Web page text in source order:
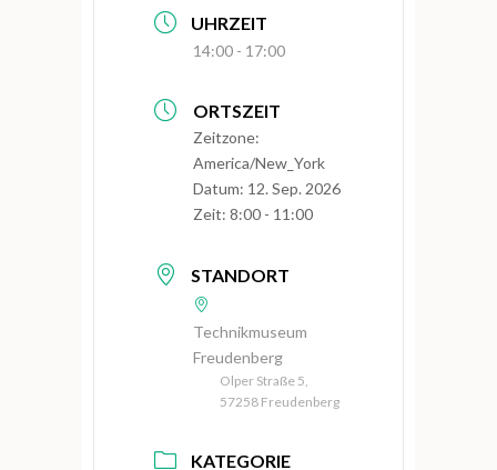
UHRZEIT
14:00 - 17:00
ORTSZEIT
Zeitzone:
America/New_York
Datum: 12. Sep. 2026
Zeit: 8:00 - 11:00
STANDORT
Technikmuseum
Freudenberg
Olper Straße 5,
57258 Freudenberg
KATEGORIE